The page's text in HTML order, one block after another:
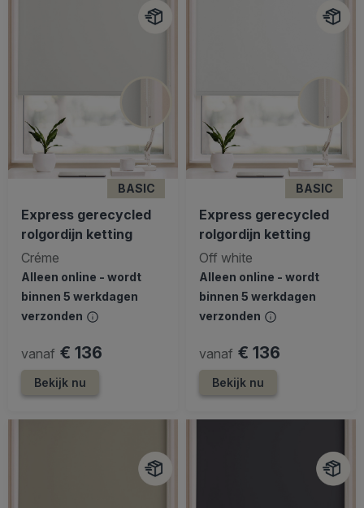
BASIC
Express gerecycled
rolgordijn ketting
Créme
Alleen online - wordt
binnen 5 werkdagen
verzonden
vanaf € 136
Bekijk nu
BASIC
Express gerecycled
rolgordijn ketting
Off white
Alleen online - wordt
binnen 5 werkdagen
verzonden
vanaf € 136
Bekijk nu